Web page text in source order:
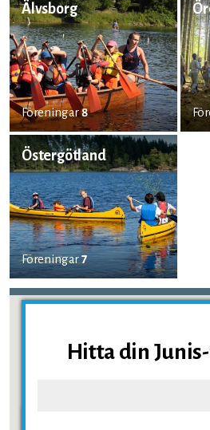
Älvsborg
Föreningar8
Östergötland
Föreningar7
Hitta din